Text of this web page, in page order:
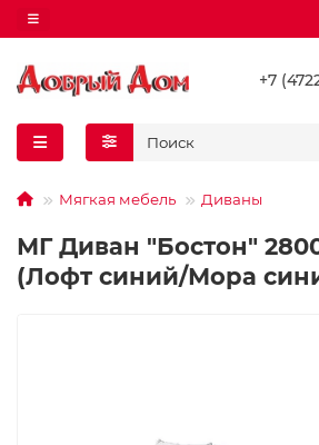
+7
Мягкая мебель Диваны
МГ Диван "Бостон"
(Лофт синий/Мора